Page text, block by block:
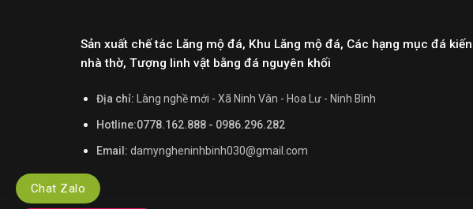
Sản xuất chế tác Lăng mộ đá, Khu Lăng mộ đá, Các hạng mục đá
nhà thờ, Tượng linh vật bằng đá nguyên khối
Địa chỉ: Làng nghề mới - Xã Ninh Vân - Hoa Lư - Ninh Bình
Hotline:0778.162.888 - 0986.296.282
Email: damyngheninhbinh030@gmail.com
Chat Zalo